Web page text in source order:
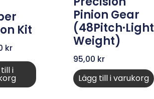
Kit
kr
i
Pinion Gear
(48Pitch·Light
Weight)
95,00 kr
Lägg till i varukorg